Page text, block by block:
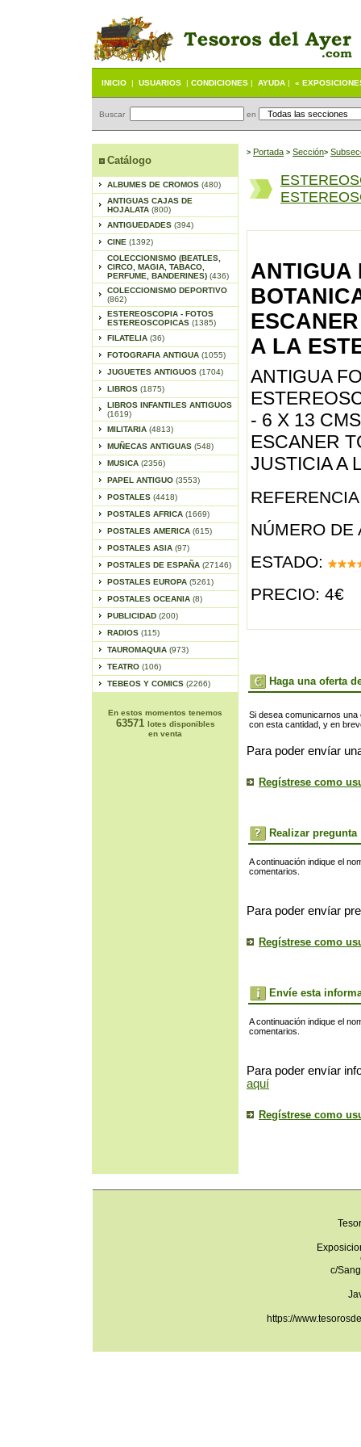
INICIO | USUARIOS | CONDICIONES | AYUDA | «
Buscar en
Catálogo
ALBUMES DE CROMOS (480)
ANTIGUAS CAJAS DE
HOJALATA (800)
ANTIGUEDADES (394)
CINE (1392)
COLECCIONISMO (BEATLES,
CIRCO, MAGIA, TABACO,
PERFUME, BANDERINES) (436)
COLECCIONISMO DEPORTIVO
(862)
ESTEREOSCOPIA - FOTOS
ESTEREOSCOPICAS (1385)
FILATELIA (36)
FOTOGRAFIA ANTIGUA (1055)
JUGUETES ANTIGUOS (1704)
LIBROS (1875)
LIBROS INFANTILES ANTIGUOS
(1619)
MILITARIA (4813)
MUÑECAS ANTIGUAS (548)
MUSICA (2356)
PAPEL ANTIGUO (3553)
POSTALES (4418)
POSTALES AFRICA (1669)
POSTALES AMERICA (615)
POSTALES ASIA (97)
POSTALES DE ESPAÑA (27146)
POSTALES EUROPA (5261)
POSTALES OCEANIA (8)
PUBLICIDAD (200)
RADIOS (115)
TAUROMAQUIA (973)
TEATRO (106)
TEBEOS Y COMICS (2266)
En estos momentos tenemos
63571 lotes disponibles
en venta
> Portada > Sección>
ANTIGUA
A LA
ANTIGUA
- 6 X 13
ESCANER
JUSTICIA A
NÚMERO DE
ESTADO:
PRECIO: 4€
Haga una oferta
Si desea comunicarnos
con esta cantidad, y en
Para poder envíar
Regístrese como
Realizar pregunta
A continuación indique el
comentarios.
Para poder envíar
Regístrese como
Envíe esta
A continuación indique el
comentarios.
Para poder envíar
aquí
Regístrese como
c/
https://